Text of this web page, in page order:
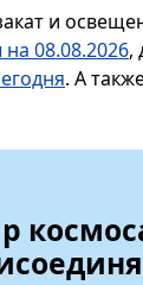
и
08.08.2026,
. А